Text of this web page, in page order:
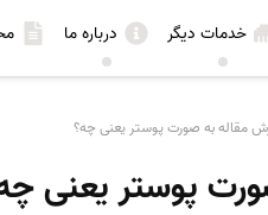
خدمات دیگر درباره ما
مقاله به صورت پوستر یعنی چه؟
پوستر یعنی